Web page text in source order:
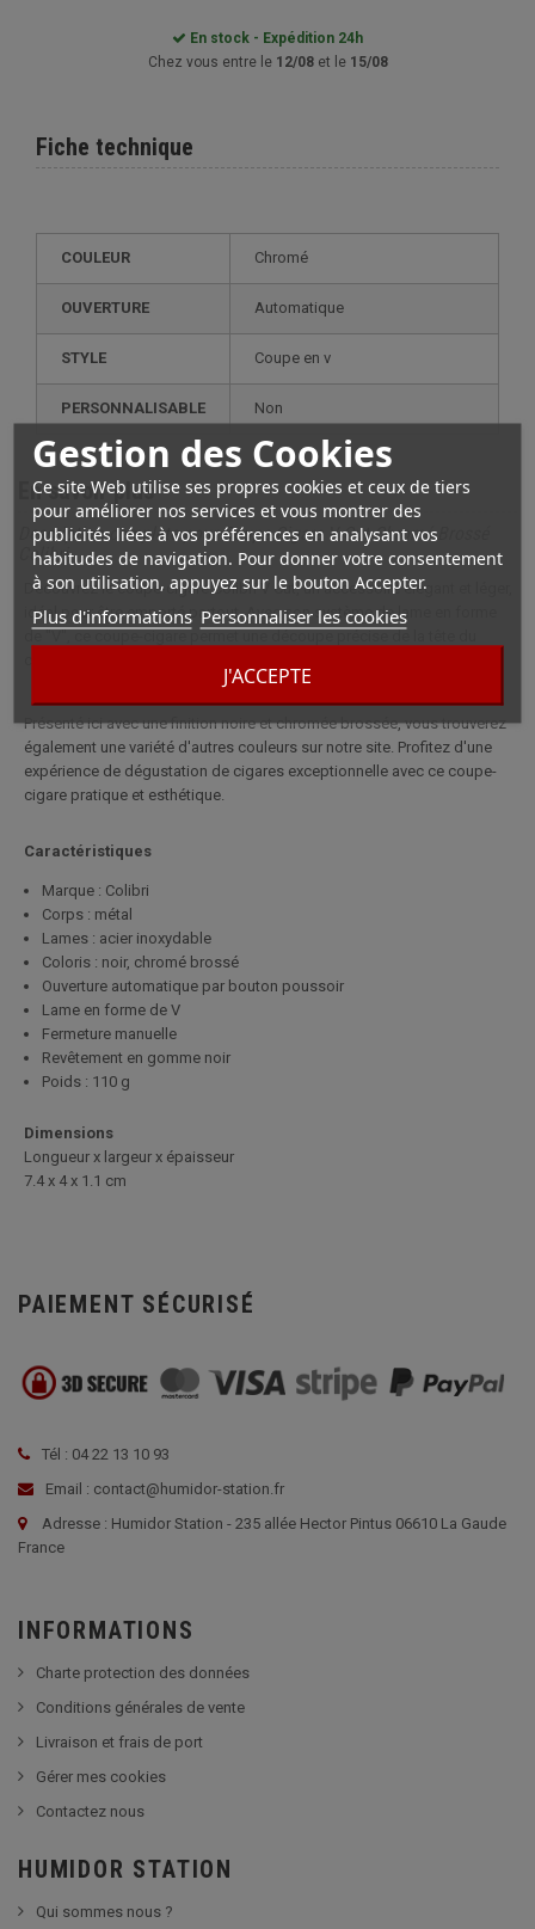
Gestion des Cookies
Ce site Web utilise ses propres cookies et ceux de tiers
pour améliorer nos services et vous montrer des
publicités liées à vos préférences en analysant vos
habitudes de navigation. Pour donner votre consentement
à son utilisation, appuyez sur le bouton Accepter.
Plus d'informations Personnaliser les cookies
J'ACCEPTE
En stock - Expédition 24h
Chez vous entre le 12/08et le 15/08
Fiche technique
COULEUR Chromé
OUVERTURE Automatique
STYLE coupe en v
PERSONNALISABLE non
En savoir plus
Description complète pour Coupe Cigare V Cut Chromé Brossé
Colibri
Découvrez le coupe-cigare Colibri V Cut, un accessoire élégant et léger,
idéal pour être emporté partout. Avec son système de lame en forme
Présenté ici avec une finition noire et chromée brossée, vous trouverez
également une variété d'autres couleurs sur notre site. Profitez d'une
expérience de dégustation de cigares exceptionnelle avec ce coupe-
cigare pratique et esthétique.
Caractéristiques
Marque : Colibri
Corps : métal
Lames : acier inoxydable
Coloris : noir, chromé brossé
Ouverture automatique par bouton poussoir
Lame en forme de V
Fermeture manuelle
Revêtement en gomme noir
Poids : 110 g
Dimensions
Longueur x largeur x épaisseur
7.4 x 4 x 1.1 cm
PAIEMENT SÉCURISÉ
Tél : 04 22 13 10 93
Email : contact@humidor-station.fr
Adresse : Humidor Station - 235 allée Hector Pintus 06610 La Gaude
France
INFORMATIONS
Charte protection des données
Conditions générales de vente
Livraison et frais de port
Gérer mes cookies
Contactez nous
HUMIDOR STATION
Qui sommes nous ?